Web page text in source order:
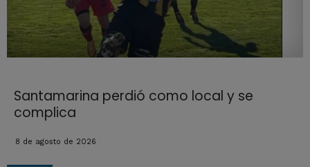
Santamarina perdió como local y se
complica
8 de agosto de 2026